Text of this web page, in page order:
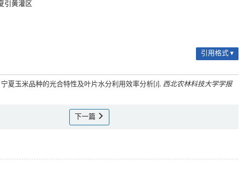
引黄灌区
引用格式 ▾
夏玉米品种的光合特性及叶片水分利用效率分析[J]. 西北农林科技大学学报
下一篇